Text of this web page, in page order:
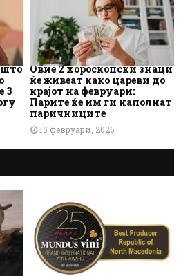
што
3
Овие 2 хороскопски знаци
ќе живеат како цареви до
крајот на февруари:
Парите ќе им ги наполнат
паричниците
15 февруари, 2026